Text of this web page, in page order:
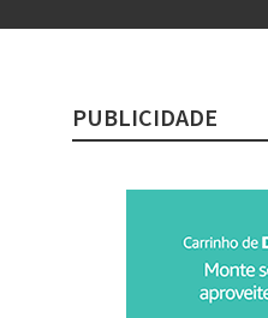
PUBLICIDADE